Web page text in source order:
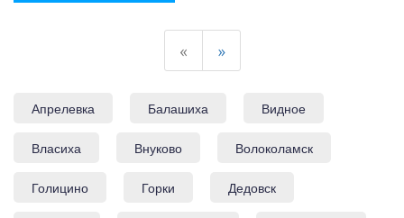
« »
Апрелевка Балашиха Видное
Власиха Внуково Волоколамск
Голицино Горки Дедовск